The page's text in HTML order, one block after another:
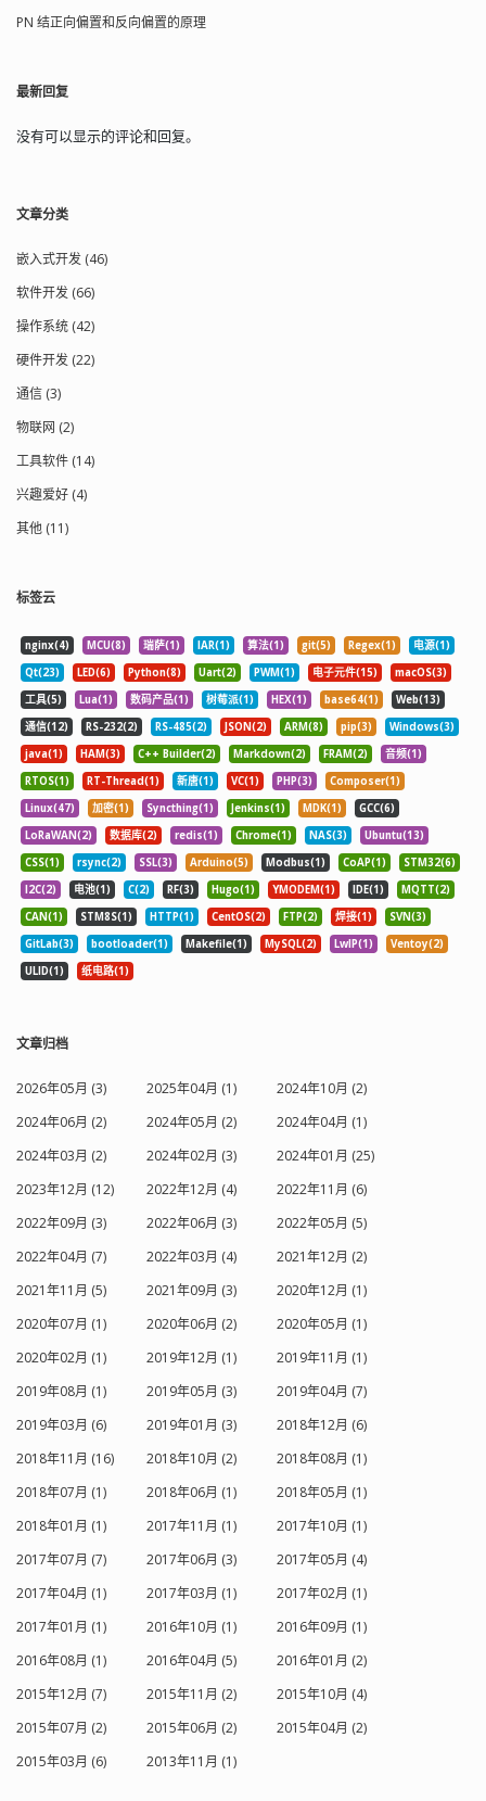
PN 结正向偏置和反向偏置的原理
最新回复
没有可以显示的评论和回复。
文章分类
嵌入式开发 (46)
软件开发 (66)
操作系统 (42)
硬件开发 (22)
通信 (3)
物联网 (2)
工具软件 (14)
兴趣爱好 (4)
其他 (11)
标签云
nginx(4) MCU(8) 瑞萨(1) IAR(1) 算法(1) git(5) Regex(1)
电源(1)
Qt(23)
LED(6) Python(8) Uart(2) PWM(1) 电子元件(15)
macOS(3)
工具(5)
Lua(1) 数码产品(1) 树莓派(1) HEX(1) base64(1)
Web(13)
通信(12)
RS-232(2) RS-485(2) JSON(2) ARM(8) pip(3)
Windows(3)
java(1)
HAM(3) C++ Builder(2) Markdown(2) FRAM(2)
音频(1)
RTOS(1)
RT-Thread(1) 新唐(1) VC(1) PHP(3)
Composer(1)
Linux(47)
加密(1) Syncthing(1) Jenkins(1) MDK(1)
GCC(6)
LoRaWAN(2)
数据库(2) redis(1) Chrome(1) NAS(3)
Ubuntu(13)
CSS(1)
rsync(2) SSL(3) Arduino(5) Modbus(1) CoAP(1)
STM32(6)
I2C(2)
电池(1) C(2) RF(3) Hugo(1) YMODEM(1) IDE(1)
MQTT(2)
CAN(1)
STM8S(1) HTTP(1) CentOS(2) FTP(2) 焊接(1)
SVN(3)
GitLab(3)
bootloader(1) Makefile(1) MySQL(2) LwIP(1)
Ventoy(2)
ULID(1)
纸电路(1)
文章归档
2026年05月 (3) 2025年04月 (1)
2024年10月 (2)
2024年06月 (2)
2024年05月 (2)
2024年04月 (1)
2024年03月 (2)
2024年02月 (3)
2024年01月 (25)
2023年12月 (12)
2022年12月 (4)
2022年11月 (6)
2022年09月 (3)
2022年06月 (3)
2022年05月 (5)
2022年04月 (7)
2022年03月 (4)
2021年12月 (2)
2021年11月 (5)
2021年09月 (3)
2020年12月 (1)
2020年07月 (1)
2020年06月 (2)
2020年05月 (1)
2020年02月 (1)
2019年12月 (1)
2019年11月 (1)
2019年08月 (1)
2019年05月 (3)
2019年04月 (7)
2019年03月 (6)
2019年01月 (3)
2018年12月 (6)
2018年11月 (16)
2018年10月 (2)
2018年08月 (1)
2018年07月 (1)
2018年06月 (1)
2018年05月 (1)
2018年01月 (1)
2017年11月 (1)
2017年10月 (1)
2017年07月 (7)
2017年06月 (3)
2017年05月 (4)
2017年04月 (1)
2017年03月 (1)
2017年02月 (1)
2017年01月 (1)
2016年10月 (1)
2016年09月 (1)
2016年08月 (1)
2016年04月 (5)
2016年01月 (2)
2015年12月 (7)
2015年11月 (2)
2015年10月 (4)
2015年07月 (2)
2015年06月 (2)
2015年04月 (2)
2015年03月 (6)
2013年11月 (1)